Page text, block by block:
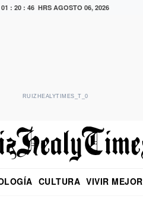
01 : 20 : 47 HRS AGOSTO 06, 2026
RUIZHEALYTIMES_T_0
CULTURA VIVIR MEJOR